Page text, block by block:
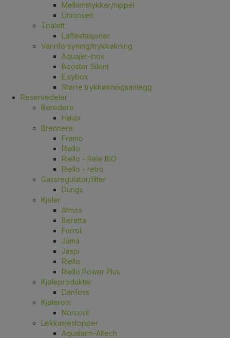
Mellomstykker/nippel
Unionsett
Toalett
Løftestasjoner
Vannforsyning/trykkøkning
Aquajet-Inox
Booster Silent
E.sybox
Større trykkøkningsanlegg
Reservedeler
Beredere
Høiax
Brennere
Fremo
Riello
Riello - Rele BIO
Riello - retro
Gassregulator/filter
Dungs
Kjeler
Atmos
Beretta
Ferroli
Jämä
Jaspi
Riello
Riello Power Plus
Kjøleprodukter
Danfoss
Kjølerom
Norcool
Lekkasjestopper
Aqualarm-Altech